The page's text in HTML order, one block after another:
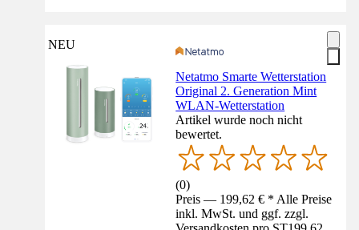
NEU
Netatmo Smarte Wetterstation
Original 2. Generation Mint
WLAN-Wetterstation
Artikel wurde noch nicht
bewertet.
(0)
Preis — 199,62 € * Alle Preise
inkl. MwSt. und ggf. zzgl.